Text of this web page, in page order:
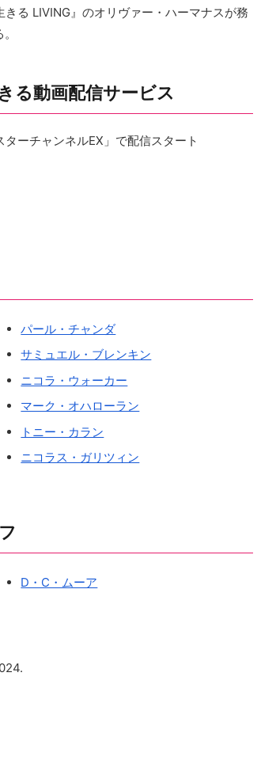
る LIVING』のオリヴァー・ハーマナスが務
る動画配信サービス
ーチャンネルEX」で配信スタート
パール・チャンダ
サミュエル・ブレンキン
ニコラ・ウォーカー
マーク・オハローラン
トニー・カラン
ニコラス・ガリツィン
D・C・ムーア